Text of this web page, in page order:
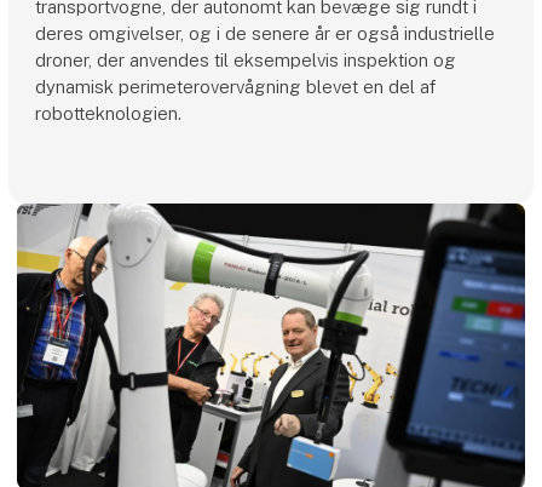
transportvogne, der autonomt kan bevæge sig rundt i
deres omgivelser, og i de senere år er også industrielle
droner, der anvendes til eksempelvis inspektion og
dynamisk perimeterovervågning blevet en del af
robotteknologien.